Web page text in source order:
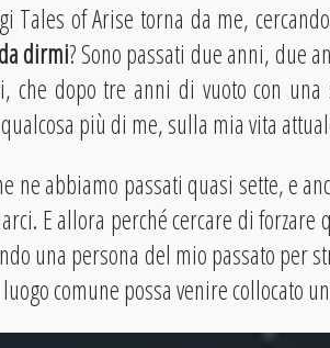
Tales of Arise torna da me,
dirmi? Sono passati due anni, due
che dopo tre anni di vuoto con
più di me, sulla mia vita
ne abbiamo passati quasi sette, e
E allora perché cercare di
una persona del mio passato per
comune possa venire collocato